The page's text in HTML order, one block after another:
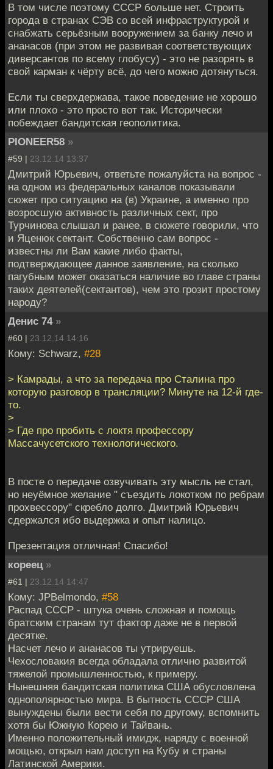
В том числе поэтому СССР больше нет. Строить
города в странах СЭВ со всей инфраструктурой и
снабжать серьёзным вооружением за банку лечо и
ананасов (при этом не развивая соответствующих
диверсантов по всему глобусу) - это не разорять в
свой карман к чёрту всё, до чего можно дотянуться.
Если ты сверхдержава, такое поведение не хорошо
или плохо - это просто вот так. Исторически
побеждает бандитская геополитика.
PIONEER58 »
#59 | 23.12.14 13:37
Дмитрий Юрьевич, ответьте пожалуйста на вопрос -
на одном из федеральных каналов показывали
сюжет про ситуацию на (в) Украине, а именно про
возросшую активность различных сект, про
Турчинова слышал и ранее, в сюжете говорили, что
и Яценюк сектант. Собственно сам вопрос -
известны ли Вам какие либо факты,
подтверждающее данное заявление, на сколько
пагубным может оказаться наличие во главе страны
таких деятелей(сектантов), чем это грозит простому
народу?
Денис 74 »
#60 | 23.12.14 14:16
Кому: Schwarz, #28
> Камрады, а что за передача про Сталина про
которую разговор в трансляции? Минуте на 12-й где-
то.
>
> Где про пробить с локтя профессору
Массачусетского технологического.
В посте о передаче озвучивать эту мысль не стал,
но неуёмное желание " съездить локотком по ребрам
прохвессору" скребло долго. Дмитрий Юрьевич
сдержался ибо выдержка и опыт налицо.
Презентация отличная! Спасибо!
кореец »
#61 | 23.12.14 14:47
Кому: JPBelmondo, #58
Распад СССР - штука очень сложная и помощь
братским странам тут фактор даже не в первой
десятке.
Насчет лечо и ананасов ты утрируешь.
Чехословакия всегда обладала отлично развитой
тяжелой промышленностью, к примеру.
Нынешняя бандитская политика США обусловлена
однополярностью мира. В бытность СССР США
вынуждены были вести себя по другому, вспомнить
хотя бы Южную Корею и Тайвань.
Именно положительный имидж, наряду с военной
мощью, открыл нам доступ на Кубу и страны
Латинской Америки.